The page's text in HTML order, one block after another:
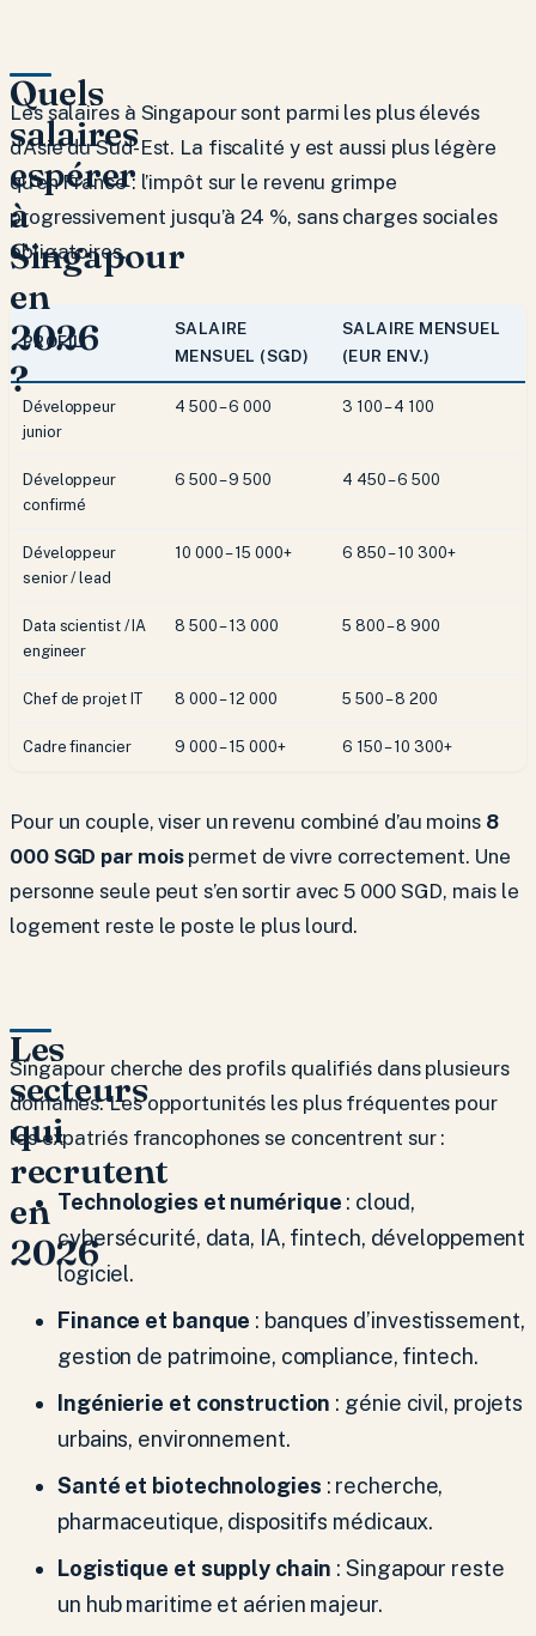
Quels
salaires
espérer
à
Singapour
en
2026
?
Les salaires à Singapour sont parmi les plus élevés
d’Asie du Sud-Est. La fiscalité y est aussi plus légère
qu’en France : l’impôt sur le revenu grimpe
progressivement jusqu’à 24 %, sans charges sociales
obligatoires.
PROFIL
SALAIRE
MENSUEL (SGD)
SALAIRE MENSUEL
(EUR ENV.)
Développeur
junior
4 500 – 6 000 3 100 – 4 100
Développeur
confirmé
6 500 – 9 500 4 450 – 6 500
Développeur
senior / lead
10 000 – 15 000+ 6 850 – 10 300+
Data scientist / IA
engineer
8 500 – 13 000 5 800 – 8 900
Chef de projet IT 8 000 – 12 000 5 500 – 8 200
Cadre financier 9 000 – 15 000+ 6 150 – 10 300+
Pour un couple, viser un revenu combiné d’au moins 8
000 SGD par moispermet de vivre correctement. Une
personne seule peut s’en sortir avec 5 000 SGD, mais le
logement reste le poste le plus lourd.
Les
secteurs
qui
recrutent
en
2026
Singapour cherche des profils qualifiés dans plusieurs
domaines. Les opportunités les plus fréquentes pour
les expatriés francophones se concentrent sur :
Technologies et numérique : cloud,
cybersécurité, data, IA, fintech, développement
logiciel.
Finance et banque : banques d’investissement,
gestion de patrimoine, compliance, fintech.
Ingénierie et construction : génie civil, projets
urbains, environnement.
Santé et biotechnologies : recherche,
pharmaceutique, dispositifs médicaux.
Logistique et supply chain : Singapour reste
un hub maritime et aérien majeur.